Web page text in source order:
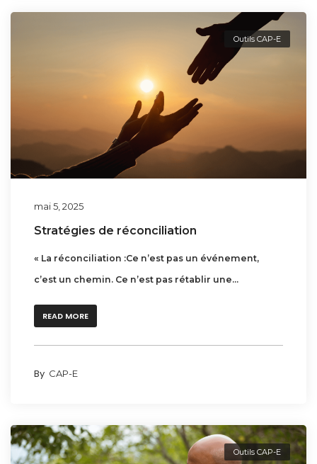
Outils CAP-E
mai 5, 2025
Stratégies de réconciliation
« La réconciliation :Ce n’est pas un événement,
c’est un chemin. Ce n’est pas rétablir une...
READ MORE
By CAP-E
Outils CAP-E